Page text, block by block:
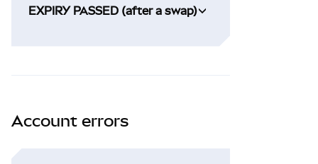
EXPIRY PASSED (after a swap)
Account errors